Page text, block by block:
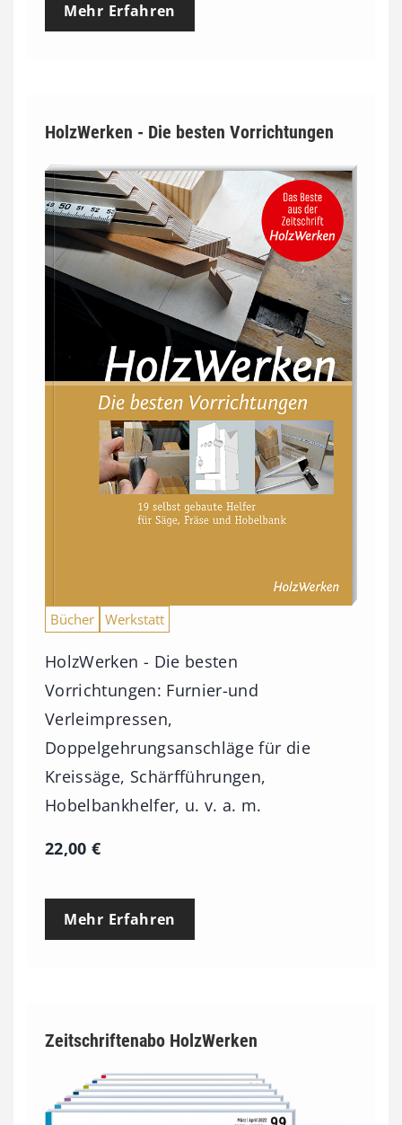
Mehr Erfahren
HolzWerken - Die besten Vorrichtungen
Bücher Werkstatt
HolzWerken - Die besten
Vorrichtungen: Furnier-und
Verleimpressen,
Doppelgehrungsanschläge für die
Kreissäge, Schärfführungen,
Hobelbankhelfer, u. v. a. m.
22,00€
Mehr Erfahren
Zeitschriftenabo HolzWerken